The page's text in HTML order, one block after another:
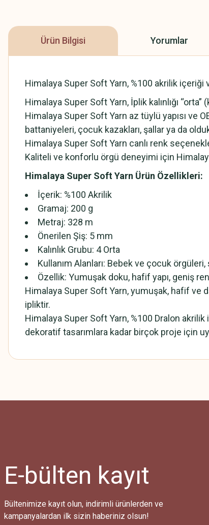
Ürün Bilgisi Yorumlar
Himalaya Super Soft Yarn, %100 akrilik
Himalaya Super Soft Yarn, İplik kalınlığı
Himalaya Super Soft Yarn az tüylü yapısı ve
battaniyeleri, çocuk kazakları, şallar ya da
Himalaya Super Soft Yarn canlı renk
Kaliteli ve konforlu örgü deneyimi için
Himalaya Super Soft Yarn Ürün Özellikleri:
İçerik: %100 Akrilik
Gramaj: 200 g
Metraj: 328 m
Önerilen Şiş: 5 mm
Kalınlık Grubu: 4 Orta
Kullanım Alanları: Bebek ve çocuk
Özellik: Yumuşak doku, hafif yapı, geniş
Himalaya Super Soft Yarn, yumuşak, hafif ve
ipliktir.
Himalaya Super Soft Yarn, %100 Dralon
dekoratif tasarımlara kadar birçok proje için
Bu ürüne benzer farklı alternatifler olmalı.
E-bülten kayıt
Bültenimize kayıt olun, indirimli ürünlerden ve
kampanyalardan ilk sizin haberiniz olsun!